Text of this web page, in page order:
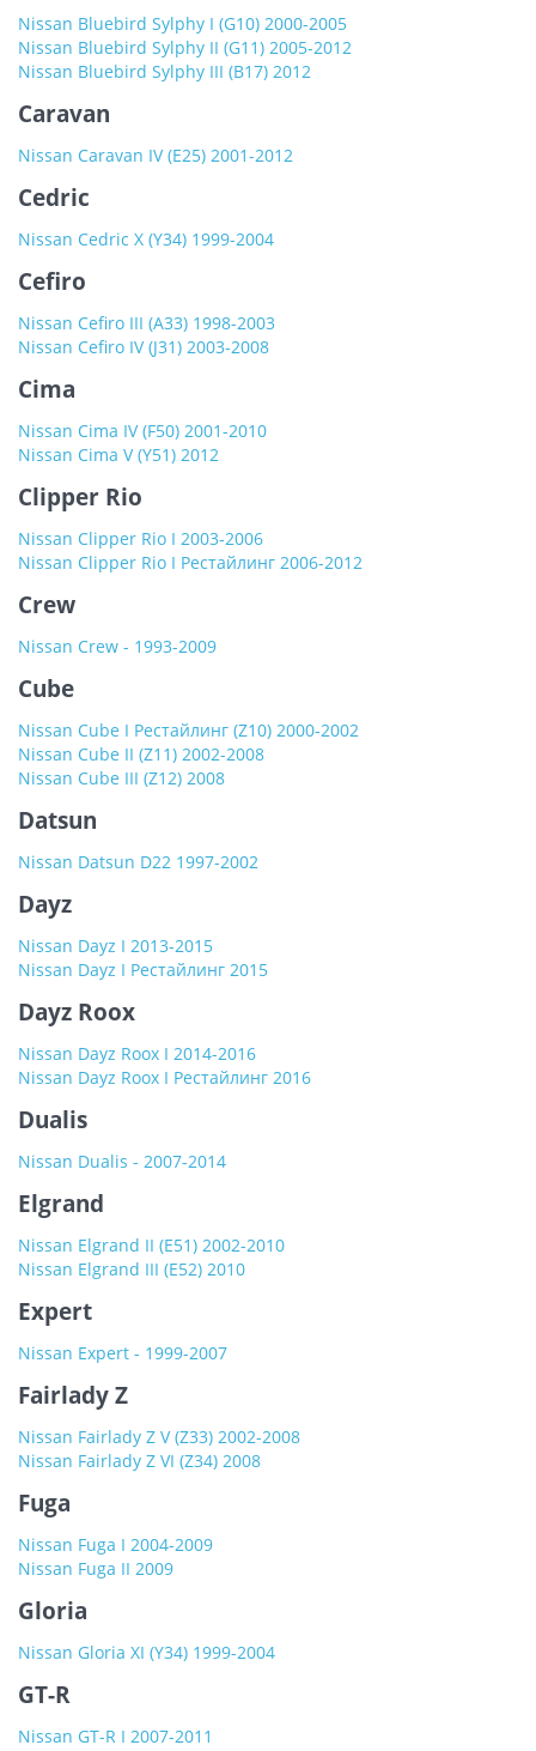
Nissan Bluebird Sylphy I (G10) 2000-2005
Nissan Bluebird Sylphy II (G11) 2005-2012
Nissan Bluebird Sylphy III (B17) 2012
Caravan
Nissan Caravan IV (E25) 2001-2012
Cedric
Nissan Cedric X (Y34) 1999-2004
Cefiro
Nissan Cefiro III (A33) 1998-2003
Nissan Cefiro IV (J31) 2003-2008
Cima
Nissan Cima IV (F50) 2001-2010
Nissan Cima V (Y51) 2012
Clipper Rio
Nissan Clipper Rio I 2003-2006
Nissan Clipper Rio I Рестайлинг 2006-2012
Crew
Nissan Crew - 1993-2009
Cube
Nissan Cube I Рестайлинг (Z10) 2000-2002
Nissan Cube II (Z11) 2002-2008
Nissan Cube III (Z12) 2008
Datsun
Nissan Datsun D22 1997-2002
Dayz
Nissan Dayz I 2013-2015
Nissan Dayz I Рестайлинг 2015
Dayz Roox
Nissan Dayz Roox I 2014-2016
Nissan Dayz Roox I Рестайлинг 2016
Dualis
Nissan Dualis - 2007-2014
Elgrand
Nissan Elgrand II (E51) 2002-2010
Nissan Elgrand III (E52) 2010
Expert
Nissan Expert - 1999-2007
Fairlady Z
Nissan Fairlady Z V (Z33) 2002-2008
Nissan Fairlady Z VI (Z34) 2008
Fuga
Nissan Fuga I 2004-2009
Nissan Fuga II 2009
Gloria
Nissan Gloria XI (Y34) 1999-2004
GT-R
Nissan GT-R I 2007-2011